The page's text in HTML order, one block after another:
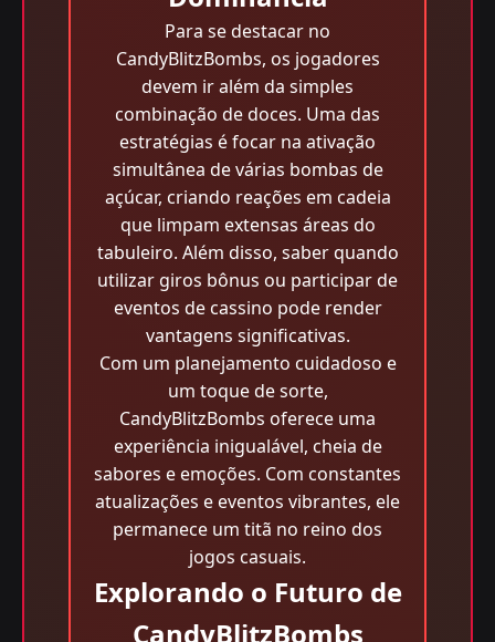
Para se destacar no
CandyBlitzBombs, os jogadores
devem ir além da simples
combinação de doces. Uma das
estratégias é focar na ativação
simultânea de várias bombas de
açúcar, criando reações em cadeia
que limpam extensas áreas do
tabuleiro. Além disso, saber quando
utilizar giros bônus ou participar de
eventos de cassino pode render
vantagens significativas.
Com um planejamento cuidadoso e
um toque de sorte,
CandyBlitzBombs oferece uma
experiência inigualável, cheia de
sabores e emoções. Com constantes
atualizações e eventos vibrantes, ele
permanece um titã no reino dos
jogos casuais.
Explorando o Futuro de
CandyBlitzBombs